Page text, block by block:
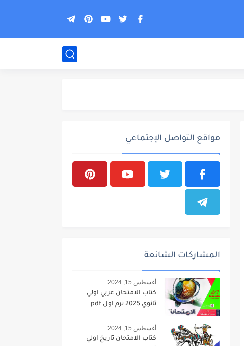
مواقع التواصل الإجتماعي
المشاركات الشائعة
أغسطس 15, 2024
كتاب الامتحان عربي اولي
ثانوي 2025 ترم اول pdf
أغسطس 15, 2024
كتاب الامتحان تاريخ اولي